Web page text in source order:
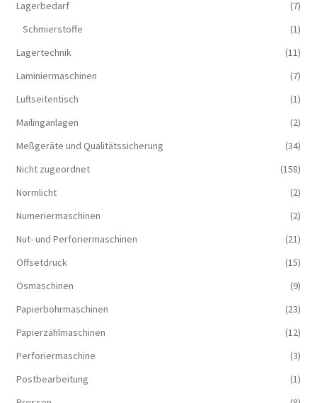
Lagerbedarf
(7)
Schmierstoffe
(1)
Lagertechnik
(11)
Laminiermaschinen
(7)
Luftseitentisch
(1)
Mailinganlagen
(2)
Meßgeräte und Qualitätssicherung
(34)
Nicht zugeordnet
(158)
Normlicht
(2)
Numeriermaschinen
(2)
Nut- und Perforiermaschinen
(21)
Offsetdruck
(15)
Ösmaschinen
(9)
Papierbohrmaschinen
(23)
Papierzählmaschinen
(12)
Perforiermaschine
(3)
Postbearbeitung
(1)